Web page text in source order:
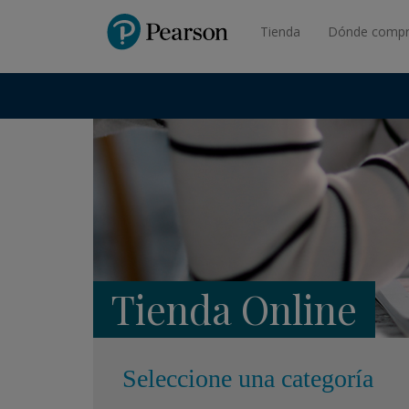
PearsonTienda Dónde
Tienda Online
Seleccione una categoría